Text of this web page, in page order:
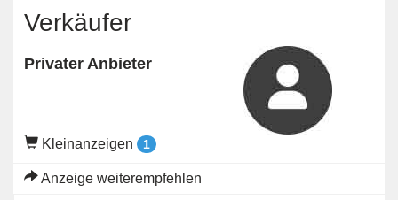
Verkäufer
Privater Anbieter
Kleinanzeigen 1
Anzeige weiterempfehlen